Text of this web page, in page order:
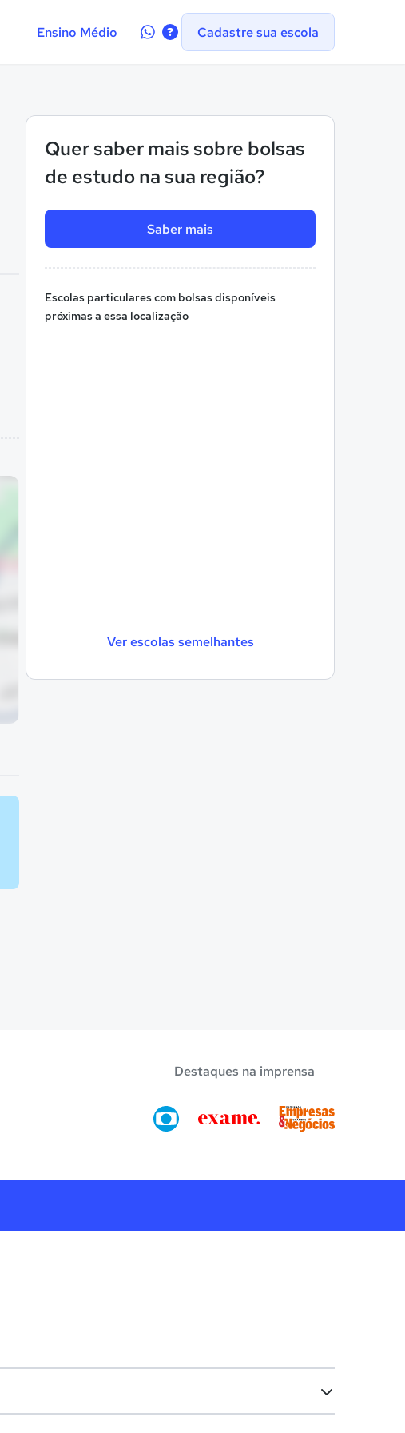
Ensino Médio
Contate-Cadastre sua escola
Quer saber mais sobre bolsas
de estudo na sua região?
Saber mais
Escolas particulares com bolsas disponíveis
próximas a essa localização
Ver escolas semelhantes
Destaques na imprensa